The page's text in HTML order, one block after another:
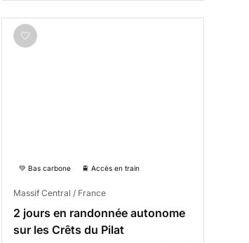
💚 Bas carbone 🚆 Accès en train
Massif Central / France
2 jours en randonnée autonome
sur les Crêts du Pilat